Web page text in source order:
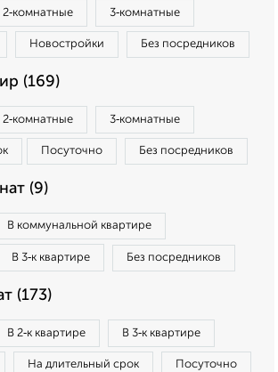
2‑комнатные 3‑комнатные
Новостройки Без посредников
(169)
2‑комнатные 3‑комнатные
Посуточно Без посредников
(9)
В коммунальной квартире
В 3‑к квартире Без посредников
(173)
В 2‑к квартире В 3‑к квартире
На длительный срок Посуточно